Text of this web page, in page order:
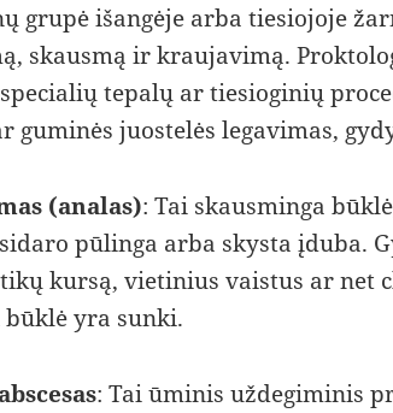
grupė išangėje arba tiesiojoje
skausmą ir kraujavimą.
tepalų ar tiesioginių
guminės juostelės legavimas,
(analas): Tai skausminga
pūlinga arba skysta įduba.
kursą, vietinius vaistus ar net
yra sunki.
: Tai ūminis uždegiminis